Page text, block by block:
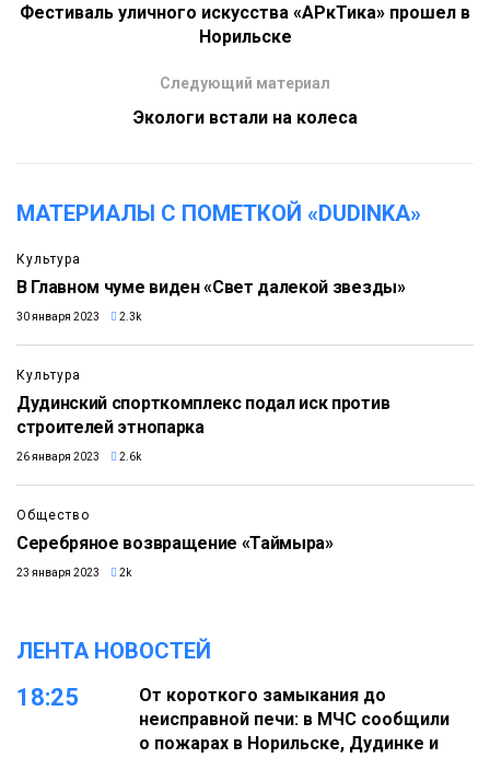
Фестиваль уличного искусства «АРкТика» прошел в
Норильске
Следующий материал
Экологи встали на колеса
МАТЕРИАЛЫ С ПОМЕТКОЙ «DUDINKA»
Культура
В Главном чуме виден «Свет далекой звезды»
30 января 2023 2.3k
Культура
Дудинский спорткомплекс подал иск против
строителей этнопарка
26 января 2023 2.6k
Общество
Серебряное возвращение «Таймыра»
23 января 2023 2k
ЛЕНТА НОВОСТЕЙ
18:25
От короткого замыкания до
неисправной печи: в МЧС сообщили
о пожарах в Норильске, Дудинке и